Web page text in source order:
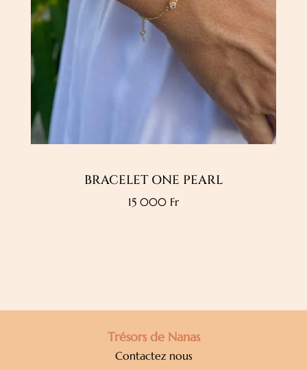
BRACELET ONE PEARL
15 000 Fr
Trésors de Nanas
Contactez nous